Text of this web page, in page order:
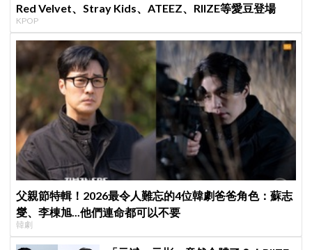
Red Velvet、Stray Kids、ATEEZ、RIIZE等愛豆登場
KPOP
父親節特輯！2026最令人難忘的4位韓劇爸爸角色：蘇志
燮、李棟旭...他們連命都可以不要
韓劇